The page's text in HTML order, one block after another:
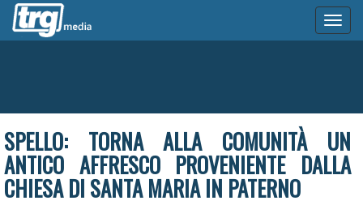
SPELLO: TORNA ALLA COMUNITÀ UN
ANTICO AFFRESCO PROVENIENTE DALLA
CHIESA DI SANTA MARIA IN PATERNO